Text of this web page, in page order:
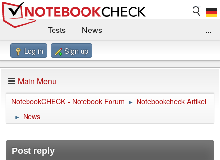
Tests
News
Benchmarks / Technik
Forum
Impressum
...
Log in Sign up
Main Menu
NotebookCHECK - Notebook Forum ► Notebookcheck Artikel
► News
Post reply